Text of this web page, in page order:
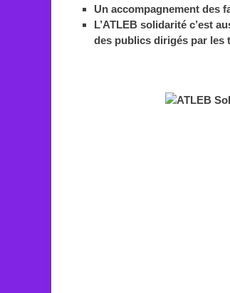
Un accompagnement des
L’ATLEB solidarité c’est
des publics dirigés par les